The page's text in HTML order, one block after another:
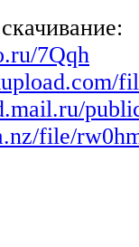
7Qqh
file/